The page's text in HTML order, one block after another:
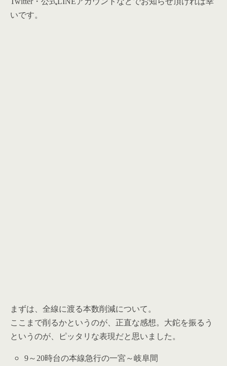
いです。
まずは、全線に渡る本数削減について。
ここまで削るかというのが、正直な感想。大鉈を振るう
というのが、ピッタリな表現だと思いました。
9～20時台の本線急行の一宮～岐阜間